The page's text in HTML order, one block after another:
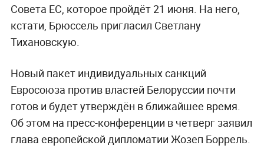
Совета ЕС, которое пройдёт 21 июня. На него,
кстати, Брюссель пригласил Светлану
Тихановскую.
Новый пакет индивидуальных санкций
Евросоюза против властей Белоруссии почти
готов и будет утверждён в ближайшее время.
Об этом на пресс-конференции в четверг заявил
глава европейской дипломатии Жозеп Боррель.